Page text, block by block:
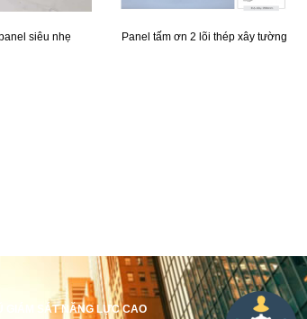
siêu nhẹ Panel tấm ơn 2 lõi thép xây tường
GIÁM SÁT NĂNG LỰC CAO